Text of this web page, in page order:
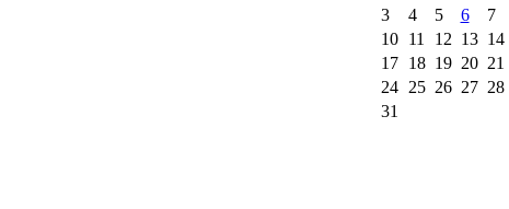
3
4 5 6 7
10
11 12 13 14
17
18 19 20 21
24
25 26 27 28
31